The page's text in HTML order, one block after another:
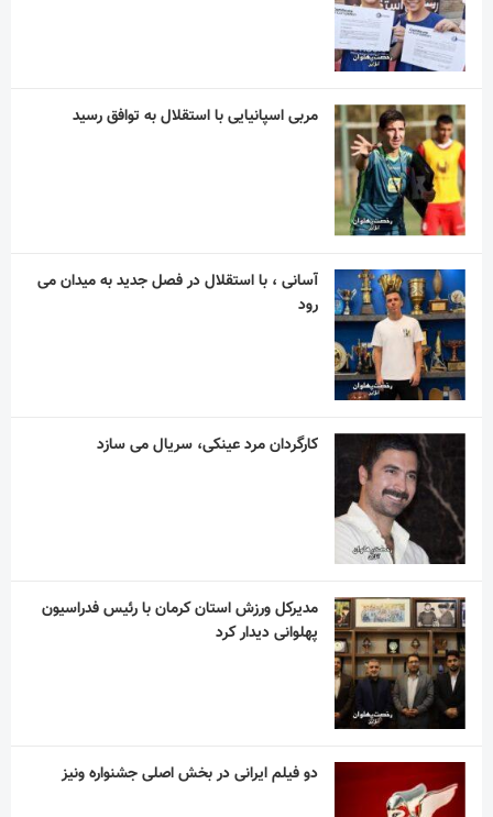
مربی اسپانیایی با استقلال به توافق رسید
آسانی ، با استقلال در فصل جدید به میدان می
رود
کارگردان مرد عینکی، سریال می سازد
مدیرکل ورزش استان کرمان با رئیس فدراسیون
پهلوانی دیدار کرد
دو فیلم ایرانی در بخش اصلی جشنواره ونیز